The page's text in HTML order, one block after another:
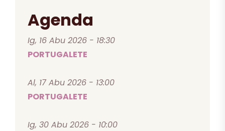
Agenda
Ig, 16 Abu 2026 - 18:30
PORTUGALETE
Al, 17 Abu 2026 - 13:00
PORTUGALETE
Ig, 30 Abu 2026 - 10:00